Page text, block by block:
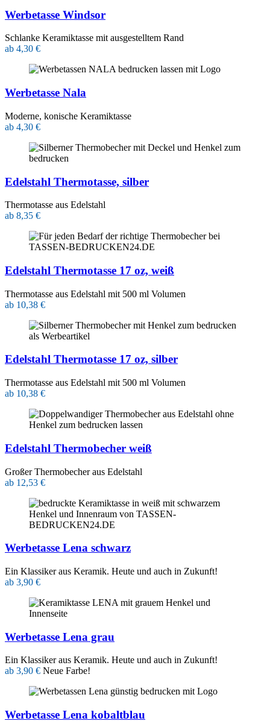
Werbetasse Windsor
Schlanke Keramiktasse mit ausgestelltem Rand
ab 4,30 €
Werbetasse Nala
Moderne, konische Keramiktasse
ab 4,30 €
Edelstahl Thermotasse, silber
Thermotasse aus Edelstahl
ab 8,35 €
Edelstahl Thermotasse 17 oz, weiß
Thermotasse aus Edelstahl mit 500 ml Volumen
ab 10,38 €
Edelstahl Thermotasse 17 oz, silber
Thermotasse aus Edelstahl mit 500 ml Volumen
ab 10,38 €
Edelstahl Thermobecher weiß
Großer Thermobecher aus Edelstahl
ab 12,53 €
Werbetasse Lena schwarz
Ein Klassiker aus Keramik. Heute und auch in Zukunft!
ab 3,90 €
Werbetasse Lena grau
Ein Klassiker aus Keramik. Heute und auch in Zukunft!
ab 3,90 € Neue Farbe!
Werbetasse Lena kobaltblau